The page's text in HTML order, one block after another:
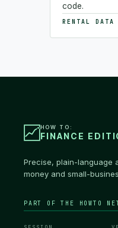
code.
RENTAL DATA
HOW TO:
FINANCE
Precise, plain-language
money and small-
PART OF THE HOWTO